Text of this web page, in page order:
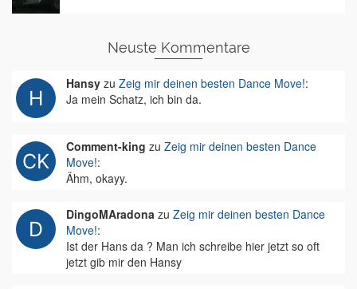
Neuste Kommentare
Hansy zu Zeig mir deinen besten Dance Move!:
Ja mein Schatz, ich bin da.
Comment-king zu Zeig mir deinen besten Dance
Move!:
Ähm, okayy.
DingoMAradona zu Zeig mir deinen besten Dance
Move!:
Ist der Hans da ? Man ich schreibe hier jetzt so oft
jetzt gib mir den Hansy